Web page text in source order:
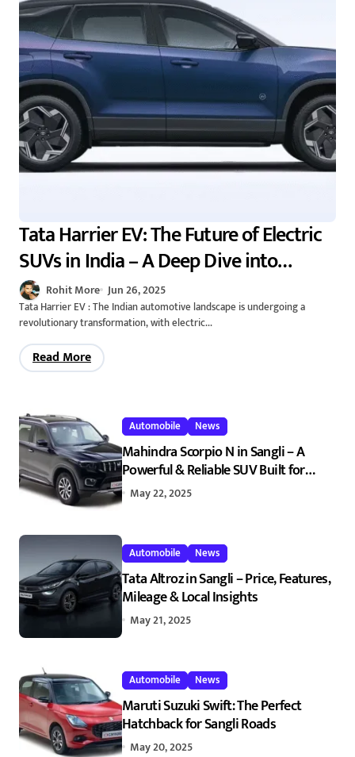
Tata Harrier EV: The Future of Electric
SUVs in India – A Deep Dive into
Positive Performance, Design,
Technology, and Market Impact 2025
Rohit More Jun 26, 2025
Tata Harrier EV : The Indian automotive landscape is undergoing a
revolutionary transformation, with electric...
Read More
Automobile News
Mahindra Scorpio N in Sangli – A
Powerful & Reliable SUV Built for
Every Journey
May 22, 2025
Automobile News
Tata Altroz in Sangli – Price, Features,
Mileage & Local Insights
May 21, 2025
Automobile News
Maruti Suzuki Swift: The Perfect
Hatchback for Sangli Roads
May 20, 2025